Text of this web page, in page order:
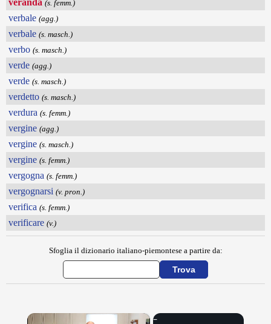
veranda (s. femm.)
verbale (agg.)
verbale (s. masch.)
verbo (s. masch.)
verde (agg.)
verde (s. masch.)
verdetto (s. masch.)
verdura (s. femm.)
vergine (agg.)
vergine (s. masch.)
vergine (s. femm.)
vergogna (s. femm.)
vergognarsi (v. pron.)
verifica (s. femm.)
verificare (v.)
Sfoglia il dizionario italiano-piemontese a partire da:
×